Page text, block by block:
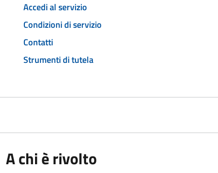
Accedi al servizio
Condizioni di servizio
Contatti
Strumenti di tutela
A chi è rivolto